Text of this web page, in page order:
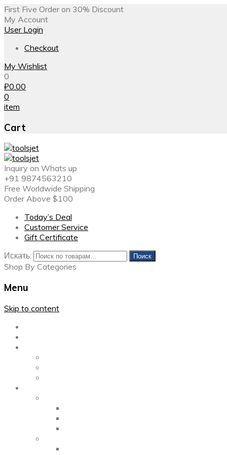
First Five Order on 30% Discount
My Account
User Login
Checkout
My Wishlist
0
₽0.00
0
item
Cart
Inquiry on Whats up
+91 9874563210
Free Worldwide Shipping
Order Above $100
Today’s Deal
Customer Service
Gift Certificate
Искать:
Поиск
Shop By Categories
Menu
Skip to content